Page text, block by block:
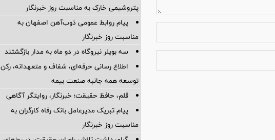
پتروشیمی خارک به مناسبت روز خبرنگار
پیام روابط عمومی ذوب‌آهن اصفهان به
مناسبت روز خبرنگار
سه بویلر نیروگاه در دو ماه به مدار بازگشتند
اطلاع رسانی حرفه‌ای، شفاف و متعهدانه، رکن
توسعه همه جانبه صنعت بیمه
قلم، حافظ حقیقت؛ خبرنگار، روایتگر آگاهی
پیام تبریک مدیرعامل بانک رفاه کارگران به
مناسبت روز خبرنگار